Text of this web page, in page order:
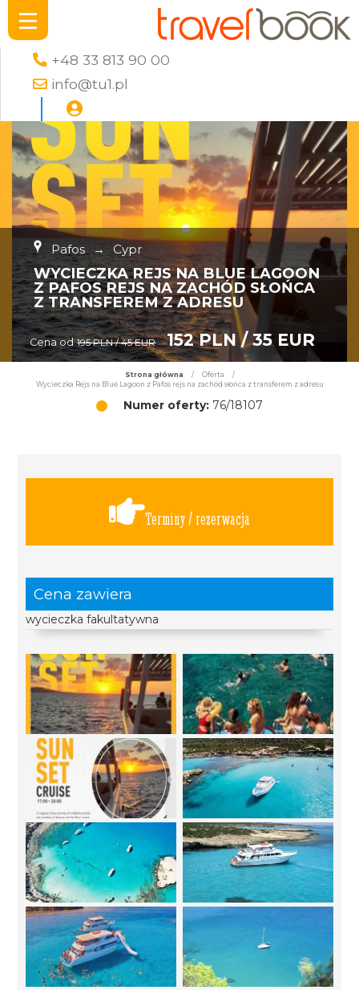
+48 33 813 90 00
info@tu1.pl
Pafos → Cypr
WYCIECZKA REJS NA BLUE LAGOON
Z PAFOS REJS NA ZACHÓD SŁOŃCA
Z TRANSFEREM Z ADRESU
Cena od 195 PLN / 45 EUR 152 PLN / 35 EUR
Strona główna / Oferta
/
Wycieczka Rejs na Blue Lagoon z Pafos rejs na zachód słońca z transferem z adresu
Numer oferty: 76/18107
Terminy / rezerwacja
Cena zawiera
wycieczka fakultatywna